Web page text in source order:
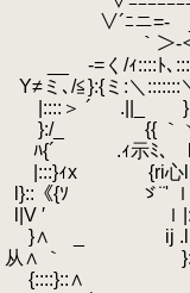
__ ｀ ＜
=ﾆ._.ﾆﾆﾆ
ﾄ､:::::::＼
:＼:::::::＼
从､::::八:八:/